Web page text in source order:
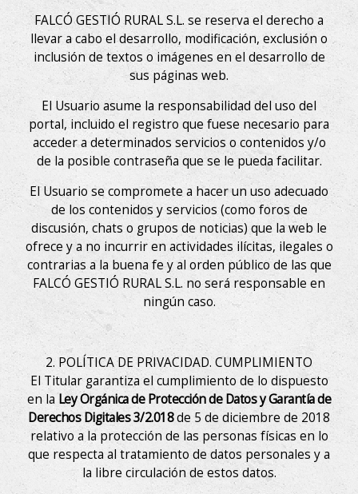
FALCÓ GESTIÓ RURAL S.L. se reserva el derecho a
llevar a cabo el desarrollo, modificación, exclusión o
inclusión de textos o imágenes en el desarrollo de
sus páginas web.
El Usuario asume la responsabilidad del uso del
portal, incluido el registro que fuese necesario para
acceder a determinados servicios o contenidos y/o
de la posible contraseña que se le pueda facilitar.
El Usuario se compromete a hacer un uso adecuado
de los contenidos y servicios (como foros de
discusión, chats o grupos de noticias) que la web le
ofrece y a no incurrir en actividades ilícitas, ilegales o
contrarias a la buena fe y al orden público de las que
FALCÓ GESTIÓ RURAL S.L. no será responsable en
ningún caso.
2. POLÍTICA DE PRIVACIDAD. CUMPLIMIENTO
El Titular garantiza el cumplimiento de lo dispuesto
en laLey Orgánica de Protección de Datos y Garantía de
Derechos Digitales 3/2.018de 5 de diciembre de 2018
relativo a la protección de las personas físicas en lo
que respecta al tratamiento de datos personales y a
la libre circulación de estos datos.